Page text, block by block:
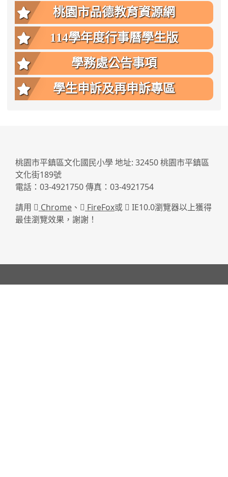
桃園市品德教育資源網
114學年度行事曆學生版
學務處公告事項
學生申訴及再申訴專區
桃園市平鎮區文化國民小學 地址: 32450 桃園市平鎮區
文化街189號
電話：03-4921750 傳真：03-4921754
請用
Chrome 、 FireFox或
IE10.0瀏覽器以上獲得
最佳瀏覽效果，謝謝！